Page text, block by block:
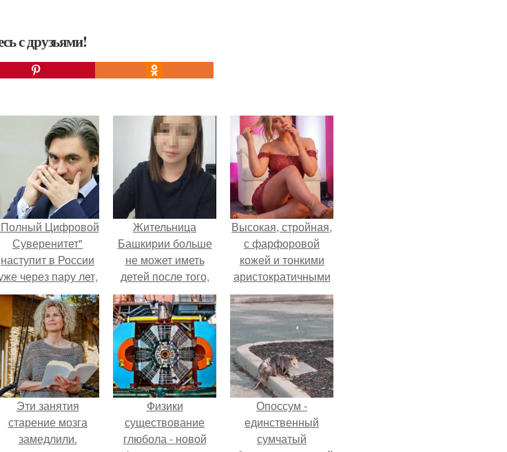
с друзьями!
Цифровой
Суверенитет"
наступит в России
через пару лет,
в госдуме.
Жительница
Башкирии больше
не может иметь
детей после того,
как медики сделали
ей аборт на шестом
месяце
беременности и
оставили в матке
плаценту.
Высокая, стройная,
с фарфоровой
кожей и тонкими
аристократичными
чертами, эль
выглядит так, будто
сошла с полотна
художника.
Эти занятия
старение мозга
замедлили.
Физики
существование
глюбола - новой
Опоссум -
единственный
сумчатый